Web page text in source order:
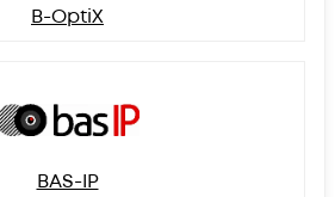
B-OptiX
BAS-IP